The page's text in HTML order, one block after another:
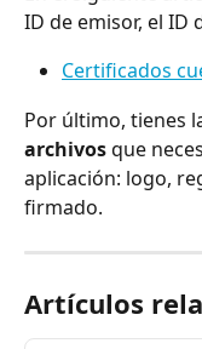
ID de emisor, el ID
Certificados
Por último, tienes
archivos que
aplicación: logo,
firmado.
Artículos